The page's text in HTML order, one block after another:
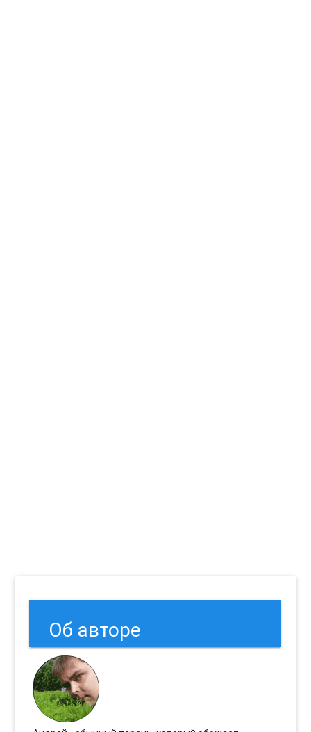
Об авторе